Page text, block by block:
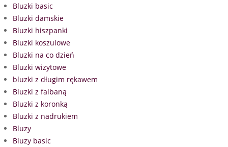
Bluzki basic
Bluzki damskie
Bluzki hiszpanki
Bluzki koszulowe
Bluzki na co dzień
Bluzki wizytowe
bluzki z długim rękawem
Bluzki z falbaną
Bluzki z koronką
Bluzki z nadrukiem
Bluzy
Bluzy basic